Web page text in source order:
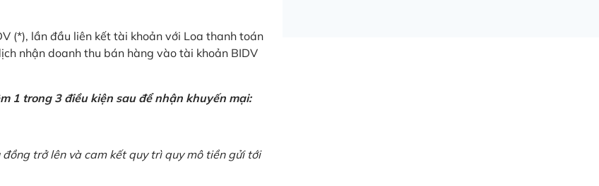
(*), lần đầu liên kết tài khoản với Loa thanh toán
nhận doanh thu bán hàng vào tài khoản BIDV
1 trong 3 điều kiện sau để nhận khuyến mại:
trở lên và cam kết quy trì quy mô tiền gửi tới